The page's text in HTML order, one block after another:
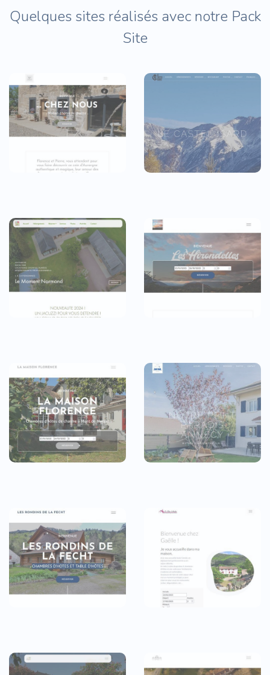
Quelques sites réalisés avec notre Pack
Site